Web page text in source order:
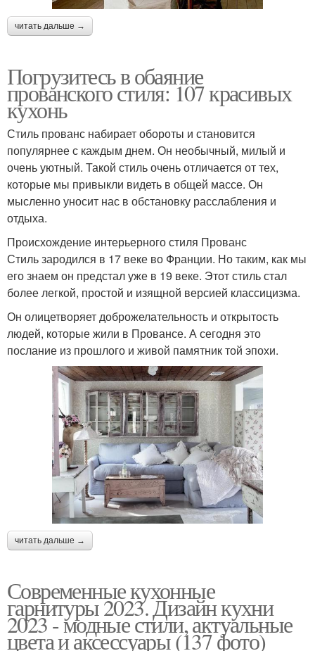
читать дальше →
Погрузитесь в обаяние
прованского стиля: 107 красивых
кухонь
Стиль прованс набирает обороты и становится
популярнее с каждым днем. Он необычный, милый и
очень уютный. Такой стиль очень отличается от тех,
которые мы привыкли видеть в общей массе. Он
мысленно уносит нас в обстановку расслабления и
отдыха.
Происхождение интерьерного стиля Прованс
Стиль зародился в 17 веке во Франции. Но таким, как мы
его знаем он предстал уже в 19 веке. Этот стиль стал
более легкой, простой и изящной версией классицизма.
Он олицетворяет доброжелательность и открытость
людей, которые жили в Провансе. А сегодня это
послание из прошлого и живой памятник той эпохи.
читать дальше →
Современные кухонные
гарнитуры 2023. Дизайн кухни
2023 - модные стили, актуальные
цвета и аксессуары (137 фото)